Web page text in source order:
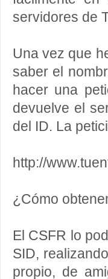
servidores de
Una vez que
saber el
hacer una
devuelve el
del ID. La
http://
¿Cómo
El CSFR lo
SID,
propio, de